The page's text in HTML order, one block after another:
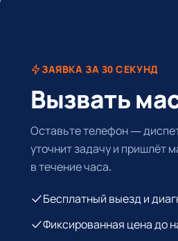
ЗАЯВКА ЗА 30 СЕКУНД
Вызвать
Оставьте телефон —
уточнит задачу и пришлёт
в течение часа.
Бесплатный выезд и
Фиксированная цена до